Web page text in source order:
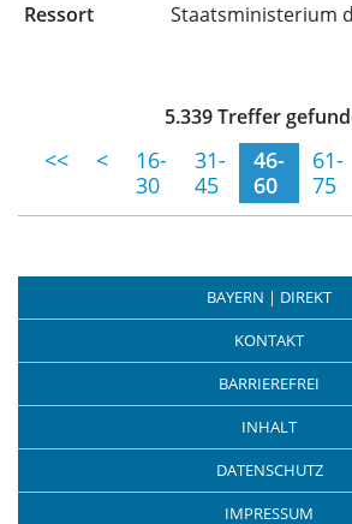
Staatsministerium
5.339 Treffer
<< <
16-
30
31-
45
46-
60
61-
75
BAYERN | DIREKT
KONTAKT
BARRIEREFREI
INHALT
DATENSCHUTZ
IMPRESSUM